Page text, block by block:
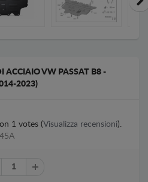
ACCIAIO VW PASSAT B8 -
2023)
1 votes (Visualizza recensioni).